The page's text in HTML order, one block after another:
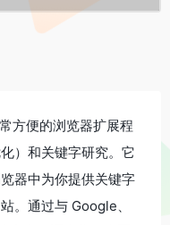
方便的浏览器扩展程
）和关键字研究。它
器中为你提供关键字
。通过与 Google、